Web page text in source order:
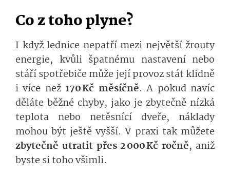
Co z toho plyne?
I když lednice nepatří mezi největší žrouty
energie, kvůli špatnému nastavení nebo
stáří spotřebiče může její provoz stát klidně
i více než170 Kč měsíčně. A pokud navíc
děláte běžné chyby, jako je zbytečně nízká
teplota nebo netěsnící dveře, náklady
mohou být ještě vyšší. V praxi tak můžete
zbytečně utratit přes 2 000 Kč ročně, aniž
byste si toho všimli.